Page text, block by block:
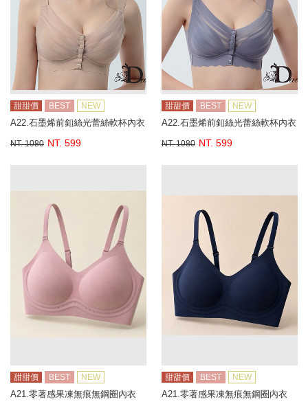
甜甜價 BEST NEW
A22.石墨烯前釦絲光蕾絲軟杯內衣
NT. 1080 NT. 599
甜甜價 BEST NEW
A22.石墨烯前釦絲光蕾絲軟杯內衣
NT. 1080 NT. 599
甜甜價 BEST NEW
A21.零著感果凍無痕無鋼圈內衣
甜甜價 BEST NEW
A21.零著感果凍無痕無鋼圈內衣